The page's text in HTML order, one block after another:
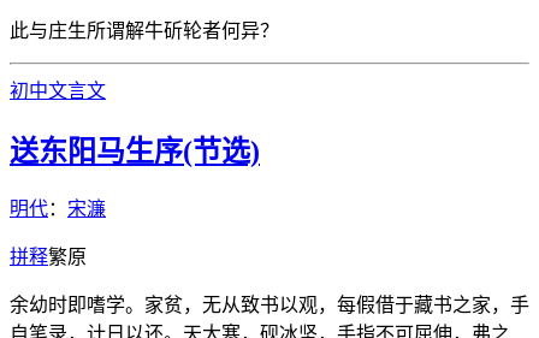
此与庄生所谓解牛斫轮者何异？
初中文言文
送东阳马生序(节选)
明代： 宋濂
拼释繁原
余幼时即嗜学。家贫，无从致书以观，每假借于藏书之家，手